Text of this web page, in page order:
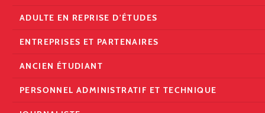
ADULTE EN REPRISE D'ÉTUDES
ENTREPRISES ET PARTENAIRES
ANCIEN ÉTUDIANT
PERSONNEL ADMINISTRATIF ET TECHNIQUE